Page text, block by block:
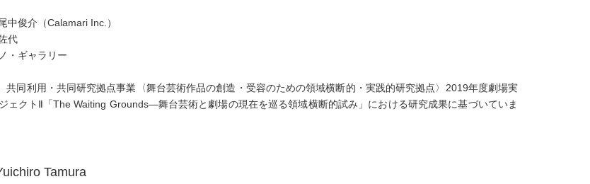
中俊介（Calamari Inc.）
代
・ギャラリー
共同利用・共同研究拠点事業〈舞台芸術作品の創造・受容のための領域横断的・実践的研究拠点〉2019年度劇場実
ェクトⅡ「The Waiting Grounds―舞台芸術と劇場の現在を巡る領域横断的試み」における研究成果に基づいていま
Tamura